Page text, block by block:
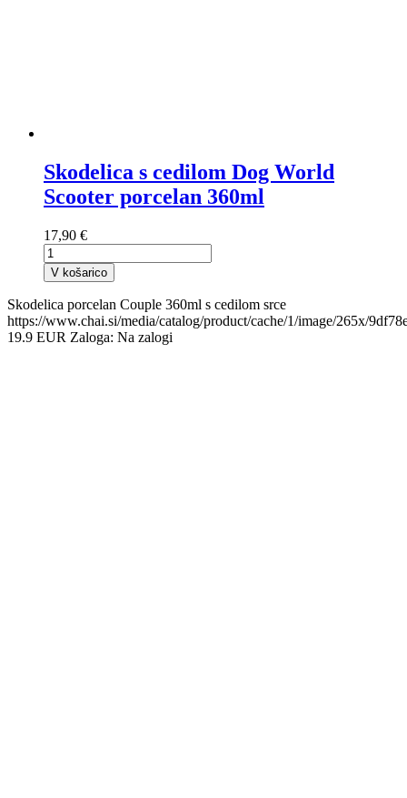
Skodelica s cedilom Dog World
Scooter porcelan 360ml
17,90 €
V košarico
Skodelica porcelan Couple 360ml s cedilom srce
https://www.chai.si/media/catalog/product/cache/1/image/265x/
19.9 EUR Zaloga: Na zalogi